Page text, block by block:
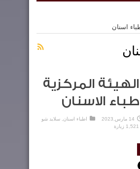
اسنان
المركزية
الاسنان
14 مارس,2023 اطباء اسنان, سلايد شو
1,521 زيارة